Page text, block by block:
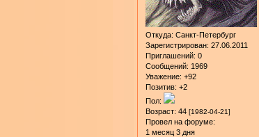
Откуда: Санкт-Петербург
Зарегистрирован: 27.06.2011
Приглашений: 0
Сообщений: 1969
Уважение: +92
Позитив: +2
Пол:
Возраст: 44 [1982-04-21]
Провел на форуме:
1 месяц 3 дня